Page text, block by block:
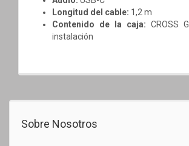
Longitud del cable: 1,2 m
Contenido de la caja: CROSS
instalación
Sobre Nosotros